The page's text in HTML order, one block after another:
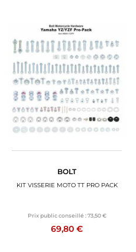
BOLT
KIT VISSERIE MOTO TT PRO PACK
Prix public conseillé : 73,50 €
69,80 €